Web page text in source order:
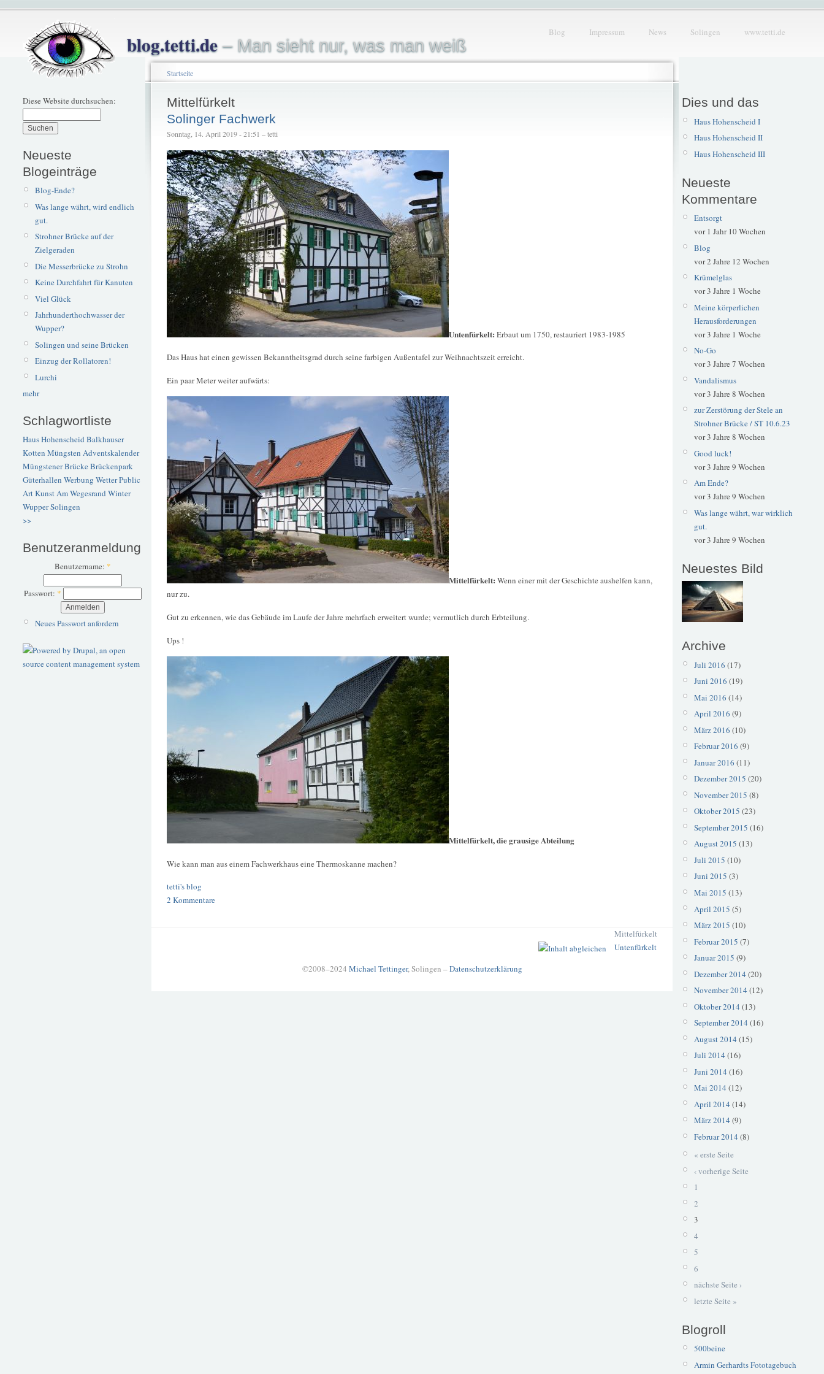
blog.tetti.de– Man sieht nur, was man weiß
Blog Impressum News Solingen www.tetti.de
Diese Website durchsuchen:
Neueste
Blogeinträge
Blog-Ende?
Was lange währt, wird endlich
gut.
Strohner Brücke auf der
Zielgeraden
Die Messerbrücke zu Strohn
Keine Durchfahrt für Kanuten
Viel Glück
Jahrhunderthochwasser der
Wupper?
Solingen und seine Brücken
Einzug der Rollatoren!
Lurchi
mehr
Schlagwortliste
Haus Hohenscheid Balkhauser
Kotten Müngsten Adventskalender
Müngstener BrückeBrückenpark
Güterhallen Werbung WetterPublic
ArtKunstAm Wegesrand Winter
WupperSolingen
>>
Benutzeranmeldung
Benutzername: *
Passwort: *
Neues Passwort anfordern
Startseite
Mittelfürkelt
Solinger Fachwerk
Sonntag, 14. April 2019 - 21:51 – tetti
Untenfürkelt: Erbaut um 1750, restauriert 1983-1985
Das Haus hat einen gewissen Bekanntheitsgrad durch seine farbigen Außentafel zur Weihnachtszeit erreicht.
Ein paar Meter weiter aufwärts:
Mittelfürkelt: Wenn einer mit der Geschichte aushelfen kann,
nur zu.
Gut zu erkennen, wie das Gebäude im Laufe der Jahre mehrfach erweitert wurde; vermutlich durch Erbteilung.
Ups !
Mittelfürkelt, die grausige Abteilung
Wie kann man aus einem Fachwerkhaus eine Thermoskanne machen?
tetti's blog
2 Kommentare
Mittelfürkelt
Untenfürkelt
©2008–2024 Michael Tettinger, Solingen –Datenschutzerklärung
Dies und das
Haus Hohenscheid I
Haus Hohenscheid II
Haus Hohenscheid III
Neueste
Kommentare
Entsorgt
vor 1 Jahr 10 Wochen
Blog
vor 2 Jahre 12 Wochen
Krümelglas
vor 3 Jahre 1 Woche
Meine körperlichen
Herausforderungen
vor 3 Jahre 1 Woche
No-Go
vor 3 Jahre 7 Wochen
Vandalismus
vor 3 Jahre 8 Wochen
zur Zerstörung der Stele an
Strohner Brücke / ST 10.6.23
vor 3 Jahre 8 Wochen
Good luck!
vor 3 Jahre 9 Wochen
Am Ende?
vor 3 Jahre 9 Wochen
Was lange währt, war wirklich
gut.
vor 3 Jahre 9 Wochen
Neuestes Bild
Archive
Juli 2016 (17)
Juni 2016 (19)
Mai 2016 (14)
April 2016 (9)
März 2016 (10)
Februar 2016 (9)
Januar 2016 (11)
Dezember 2015 (20)
November 2015 (8)
Oktober 2015 (23)
September 2015 (16)
August 2015 (13)
Juli 2015 (10)
Juni 2015 (3)
Mai 2015 (13)
April 2015 (5)
März 2015 (10)
Februar 2015 (7)
Januar 2015 (9)
Dezember 2014 (20)
November 2014 (12)
Oktober 2014 (13)
September 2014 (16)
August 2014 (15)
Juli 2014 (16)
Juni 2014 (16)
Mai 2014 (12)
April 2014 (14)
März 2014 (9)
Februar 2014 (8)
« erste Seite
‹ vorherige Seite
1
2
3
4
5
6
nächste Seite ›
letzte Seite »
Blogroll
500beine
Armin Gerhardts Fototagebuch